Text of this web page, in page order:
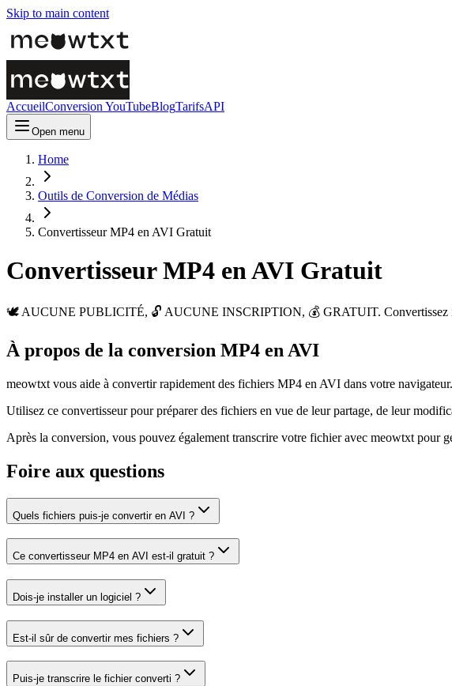
Skip to main content
AccueilConversion YouTubeBlogTarifsAPI
Open menu
Home
Outils de Conversion de Médias
Convertisseur MP4 en AVI Gratuit
Convertisseur MP4 en AVI Gratuit
🕊️ AUCUNE PUBLICITÉ, 🔓 AUCUNE INSCRIPTION, 💰 GRATUIT. Convertissez
À propos de la conversion MP4 en AVI
meowtxt vous aide à convertir rapidement des fichiers MP4 en AVI dans votre
Utilisez ce convertisseur pour préparer des fichiers en vue de leur partage, de leur
Après la conversion, vous pouvez également transcrire votre fichier avec meowtxt pour
Foire aux questions
Quels fichiers puis-je convertir en AVI ?
Ce convertisseur MP4 en AVI est-il gratuit ?
Dois-je installer un logiciel ?
Est-il sûr de convertir mes fichiers ?
Puis-je transcrire le fichier converti ?